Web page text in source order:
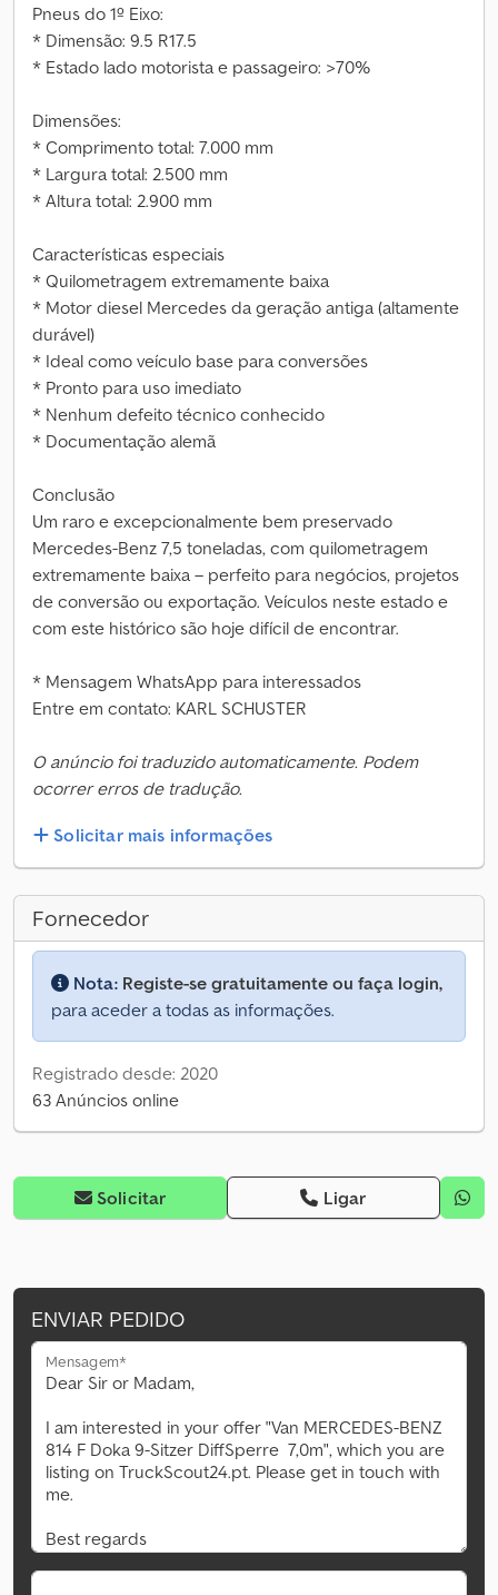
Pneus do 1º Eixo:
* Dimensão: 9.5 R17.5
* Estado lado motorista e passageiro: >70%
Dimensões:
* Comprimento total: 7.000 mm
* Largura total: 2.500 mm
* Altura total: 2.900 mm
Características especiais
* Quilometragem extremamente baixa
* Motor diesel Mercedes da geração antiga (altamente
durável)
* Ideal como veículo base para conversões
* Pronto para uso imediato
* Nenhum defeito técnico conhecido
* Documentação alemã
Conclusão
Um raro e excepcionalmente bem preservado
Mercedes-Benz 7,5 toneladas, com quilometragem
extremamente baixa – perfeito para negócios, projetos
de conversão ou exportação. Veículos neste estado e
com este histórico são hoje difícil de encontrar.
* Mensagem WhatsApp para interessados
Entre em contato: KARL SCHUSTER
O anúncio foi traduzido automaticamente. Podem
ocorrer erros de tradução.
Solicitar mais informações
Fornecedor
Nota: Registe-se gratuitamente ou faça login,
para aceder a todas as informações.
Registrado desde: 2020
63 Anúncios online
Solicitar Ligar
ENVIAR PEDIDO
Mensagem*